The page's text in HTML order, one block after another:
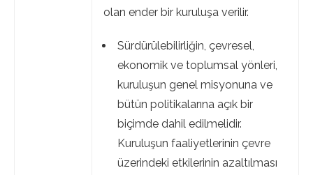
olan ender bir kuruluşa verilir.
Sürdürülebilirliğin, çevresel,
ekonomik ve toplumsal yönleri,
kuruluşun genel misyonuna ve
bütün politikalarına açık bir
biçimde dahil edilmelidir.
Kuruluşun faaliyetlerinin çevre
üzerindeki etkilerinin azaltılması